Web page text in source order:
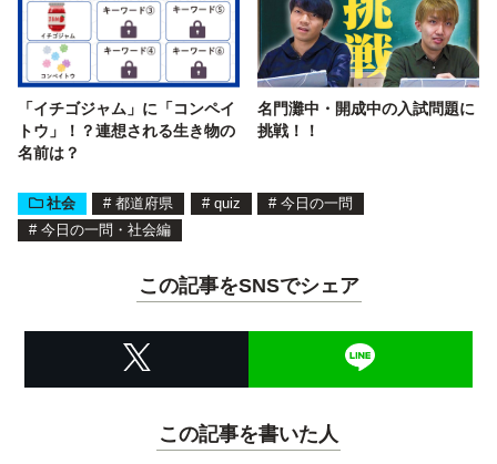
「イチゴジャム」に「コンペイ
トウ」！？連想される生き物の
名前は？
名門灘中・開成中の入試問題に
挑戦！！
社会 # 都道府県 # quiz # 今日の一問
# 今日の一問・社会編
この記事をSNSでシェア
この記事を書いた人